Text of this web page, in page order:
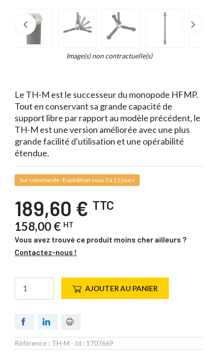
Image(s) non contractuelle(s)
Le TH-M est le successeur du monopode HFMP.
Tout en conservant sa grande capacité de
support libre par rapport au modèle précédent, le
TH-M est une version améliorée avec une plus
grande facilité d'utilisation et une opérabilité
étendue.
Sur commande : Expédition sous 3 à 21 jours
189,60 € TTC
158,00 € HT
Vous avez trouvé ce produit moins cher ailleurs ?
Contactez-nous !
AJOUTER AU PANIER
Référence : TH-M - Id : 1707669